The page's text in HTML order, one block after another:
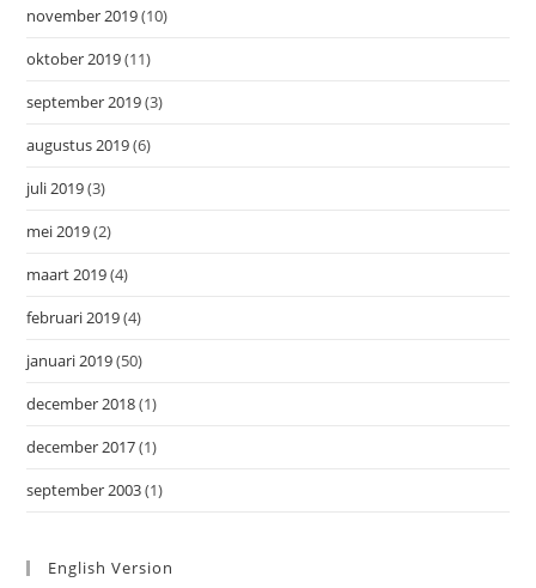
november 2019(10)
oktober 2019(11)
september 2019(3)
augustus 2019(6)
juli 2019(3)
mei 2019(2)
maart 2019(4)
februari 2019(4)
januari 2019(50)
december 2018(1)
december 2017(1)
september 2003(1)
English Version